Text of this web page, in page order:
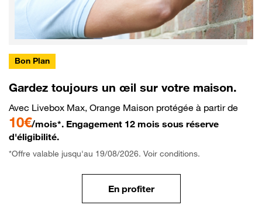
Bon Plan
Gardez toujours un œil sur votre maison.
Avec Livebox Max, Orange Maison protégée à partir de
10€/mois*. Engagement 12 mois sous réserve
d'éligibilité.
*Offre valable jusqu'au 19/08/2026. Voir conditions.
En profiter